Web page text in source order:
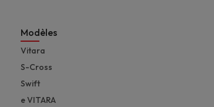
Modèles
Vitara
S-Cross
Swift
e VITARA